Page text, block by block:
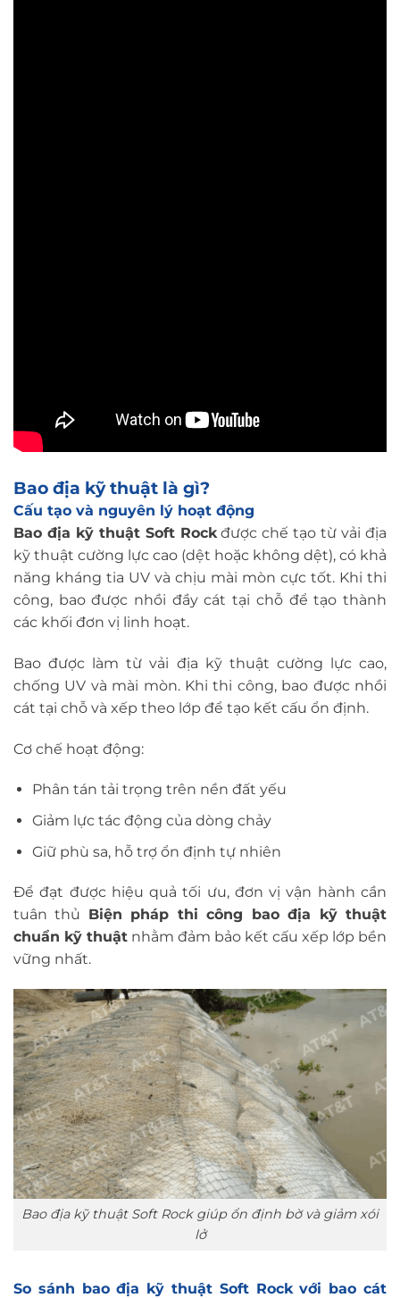
Bao địa kỹ thuật là gì?
Cấu tạo và nguyên lý hoạt động
Bao địa kỹ thuật Soft Rockđược chế tạo từ vải địa
kỹ thuật cường lực cao (dệt hoặc không dệt), có khả
năng kháng tia UV và chịu mài mòn cực tốt. Khi thi
công, bao được nhồi đầy cát tại chỗ để tạo thành
các khối đơn vị linh hoạt.
Bao được làm từ vải địa kỹ thuật cường lực cao,
chống UV và mài mòn. Khi thi công, bao được nhồi
cát tại chỗ và xếp theo lớp để tạo kết cấu ổn định.
Cơ chế hoạt động:
Phân tán tải trọng trên nền đất yếu
Giảm lực tác động của dòng chảy
Giữ phù sa, hỗ trợ ổn định tự nhiên
Để đạt được hiệu quả tối ưu, đơn vị vận hành cần
tuân thủ Biện pháp thi công bao địa kỹ thuật
chuẩn kỹ thuật nhằm đảm bảo kết cấu xếp lớp bền
vững nhất.
Bao địa kỹ thuật Soft Rock giúp ổn định bờ và giảm xói
lở
So sánh bao địa kỹ thuật Soft Rock với bao cát